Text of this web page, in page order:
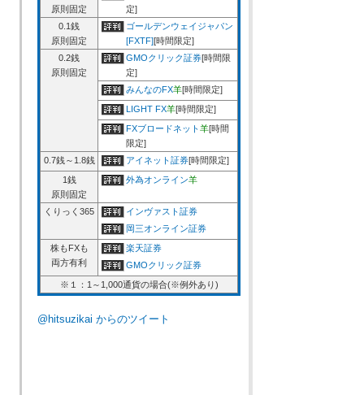
原則固定
定]
0.1銭
原則固定
ゴールデンウェイジャパン
[FXTF][時間限定]
0.2銭
原則固定
GMOクリック証券[時間限
定]
みんなのFX羊[時間限定]
LIGHT FX羊[時間限定]
FXブロードネット羊[時間
限定]
0.7銭～1.8銭
アイネット証券[時間限定]
1銭
原則固定
外為オンライン羊
くりっく365
インヴァスト証券
岡三オンライン証券
株もFXも
両方有利
楽天証券
GMOクリック証券
※１：1～1,000通貨の場合(※例外あり)
@hitsuzikai からのツイート